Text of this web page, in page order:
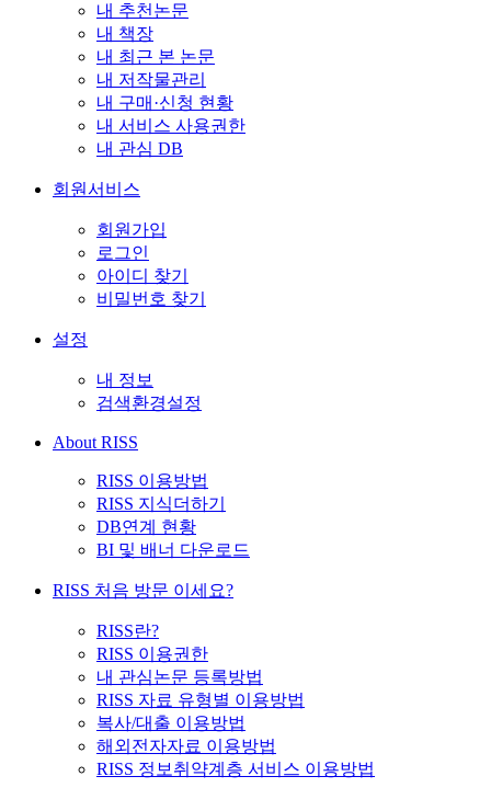
내 추천논문
내 책장
내 최근 본 논문
내 저작물관리
내 구매·신청 현황
내 서비스 사용권한
내 관심 DB
회원서비스
회원가입
로그인
아이디 찾기
비밀번호 찾기
설정
내 정보
검색환경설정
About RISS
RISS 이용방법
RISS 지식더하기
DB연계 현황
BI 및 배너 다운로드
RISS 처음 방문 이세요?
RISS란?
RISS 이용권한
내 관심논문 등록방법
RISS 자료 유형별 이용방법
복사/대출 이용방법
해외전자자료 이용방법
RISS 정보취약계층 서비스 이용방법